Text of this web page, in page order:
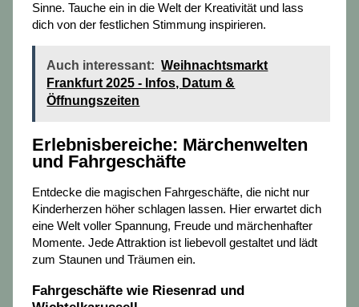
Sinne. Tauche ein in die Welt der Kreativität und lass
dich von der festlichen Stimmung inspirieren.
Auch interessant: Weihnachtsmarkt
Frankfurt 2025 - Infos, Datum &
Öffnungszeiten
Erlebnisbereiche: Märchenwelten
und Fahrgeschäfte
Entdecke die magischen Fahrgeschäfte, die nicht nur
Kinderherzen höher schlagen lassen. Hier erwartet dich
eine Welt voller Spannung, Freude und märchenhafter
Momente. Jede Attraktion ist liebevoll gestaltet und lädt
zum Staunen und Träumen ein.
Fahrgeschäfte wie Riesenrad und